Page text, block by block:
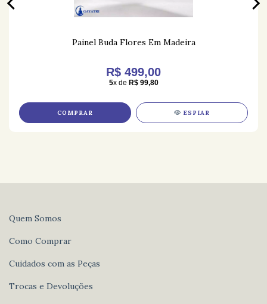
Painel Buda Flores Em Madeira
R$ 499,00
5x de R$ 99,80
COMPRAR ESPIAR
Quem Somos
Como Comprar
Cuidados com as Peças
Trocas e Devoluções